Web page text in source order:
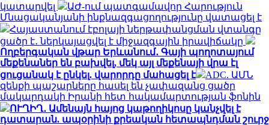
կատարվել
ԱԺ-ում պատգամավոր Հարություն
Մնացականյանի ինքնազգացողությունը վատացել է
Հայաստանում էբոլայի ներթափանցման վտանգը
ցածր է․ ներկայացվել է միջազգային իրավիճակը
Ողբերգական վթար Երևանում․ Գայի պողոտայում
մեքենաներ են բախվել, մեկ այլ մեքենայի վրա էլ
ցուցանակ է ընկել. վարորդը մահացել է
ADC. ԱՄՆ
զենքի պաշարները հասել են չափազանց ցածր
մակարդակի Իրանի հետ հակամարտության ֆոնին
ՈՒՂԻՂ․ Ամենայն հայոց կաթողիկոսը կանչվել է
դատարան. ապօրինի քրեական հետապնդման շուրջ